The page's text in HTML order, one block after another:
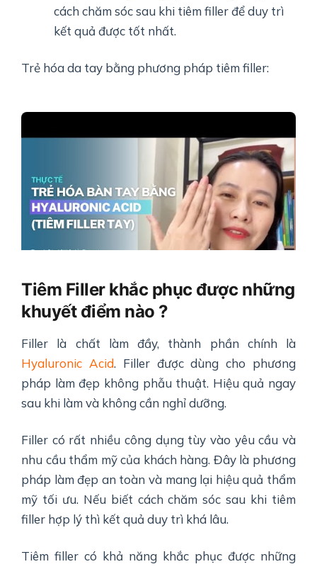
cách chăm sóc sau khi tiêm filler để duy trì
kết quả được tốt nhất.
Trẻ hóa da tay bằng phương pháp tiêm filler:
Tiêm Filler khắc phục được những
khuyết điểm nào ?
Filler là chất làm đầy, thành phần chính là
Hyaluronic Acid. Filler được dùng cho phương
pháp làm đẹp không phẫu thuật. Hiệu quả ngay
sau khi làm và không cần nghỉ dưỡng.
Filler có rất nhiều công dụng tùy vào yêu cầu và
nhu cầu thẩm mỹ của khách hàng. Đây là phương
pháp làm đẹp an toàn và mang lại hiệu quả thẩm
mỹ tối ưu. Nếu biết cách chăm sóc sau khi tiêm
filler hợp lý thì kết quả duy trì khá lâu.
Tiêm filler có khả năng khắc phục được những